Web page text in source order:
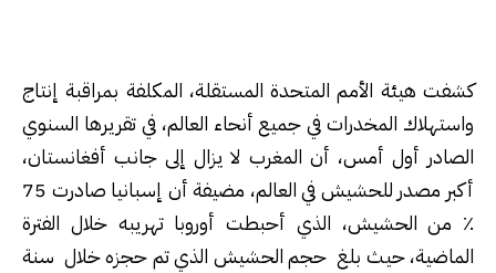
كشفت هيئة الأمم المتحدة المستقلة، المكلفة بمراقبة إنتاج
واستهلاك المخدرات في جميع أنحاء العالم، في تقريرها السنوي
الصادر أول أمس، أن المغرب لا يزال إلى جانب أفغانستان،
أكبر مصدر للحشيش في العالم، مضيفة أن إسبانيا صادرت 75
٪ من الحشيش، الذي أحبطت أوروبا تهريبه خلال الفترة
الماضية، حيث بلغ حجم الحشيش الذي تم حجزه خلال سنة